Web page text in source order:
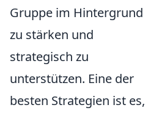
Gruppe im Hintergrund
zu stärken und
strategisch zu
unterstützen. Eine der
besten Strategien ist es,